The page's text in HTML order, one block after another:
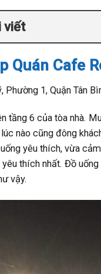
viết
Quán Cafe
Phường 1, Quận Tân
tầng 6 của tòa nhà.
nào cũng đông
yêu thích, vừa
thích nhất. Đồ
vậy.